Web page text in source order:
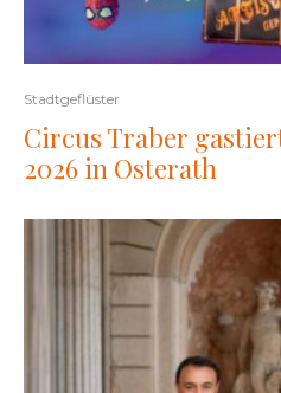
Stadtgeflüster
Circus Traber
2026 in Osterath